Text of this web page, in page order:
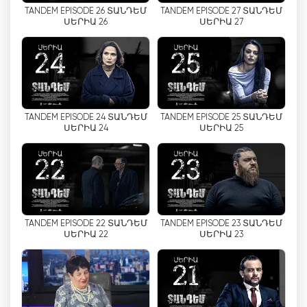
USArmenia TV הוא הזמינות שלה לסטרימינג מקוון.
מתוך הכרה בנוף המדיה המתפתח ובביקוש הגובר לתוכן
דיגיטלי, USArmenia TV מאפשרת לצופים לצפות
בטלוויזיה באינטרנט באמצעות תכונת הסטרימינג החי
שלה. זה לא רק הרחיב את טווח ההגעה של הערוץ
מעבר למכשירי טלוויזיה מסורתיים אלא גם הפך אותו
פלטפורמות מקוונות. על ידי אימוץ הטכנולוגיה הזו,
USArmenia TV חיזקה את מעמדה כרשת טלוויזיה
בעלת חשיבה קדימה וחדשנית.
אי אפשר להפריז בהשפעה של שירות הסטרימינג המקוון
של USArmenia TV. זה לא רק אפשר לצופים להתעדכן
בפרקים שהוחמצו ולצפות בתוכניות האהובות עליהם
כשנוח להם, אלא גם קירב את הפזורה הארמנית.
באמצעות סטרימינג בשידור חי, חברי הקהילה הארמנית
ברחבי ארצות הברית יכולים להישאר מחוברים לתרבות,
TANDEM EPISODE 27 ՏԱՆԴԵՄ
ՍԵՐԻԱ 27
TANDEM EPISODE 26 ՏԱՆԴԵՄ
ՍԵՐԻԱ 26
TANDEM EPISODE 25 ՏԱՆԴԵՄ
ՍԵՐԻԱ 25
TANDEM EPISODE 24 ՏԱՆԴԵՄ
ՍԵՐԻԱ 24
TANDEM EPISODE 23 ՏԱՆԴԵՄ
ՍԵՐԻԱ 23
TANDEM EPISODE 22 ՏԱՆԴԵՄ
ՍԵՐԻԱ 22